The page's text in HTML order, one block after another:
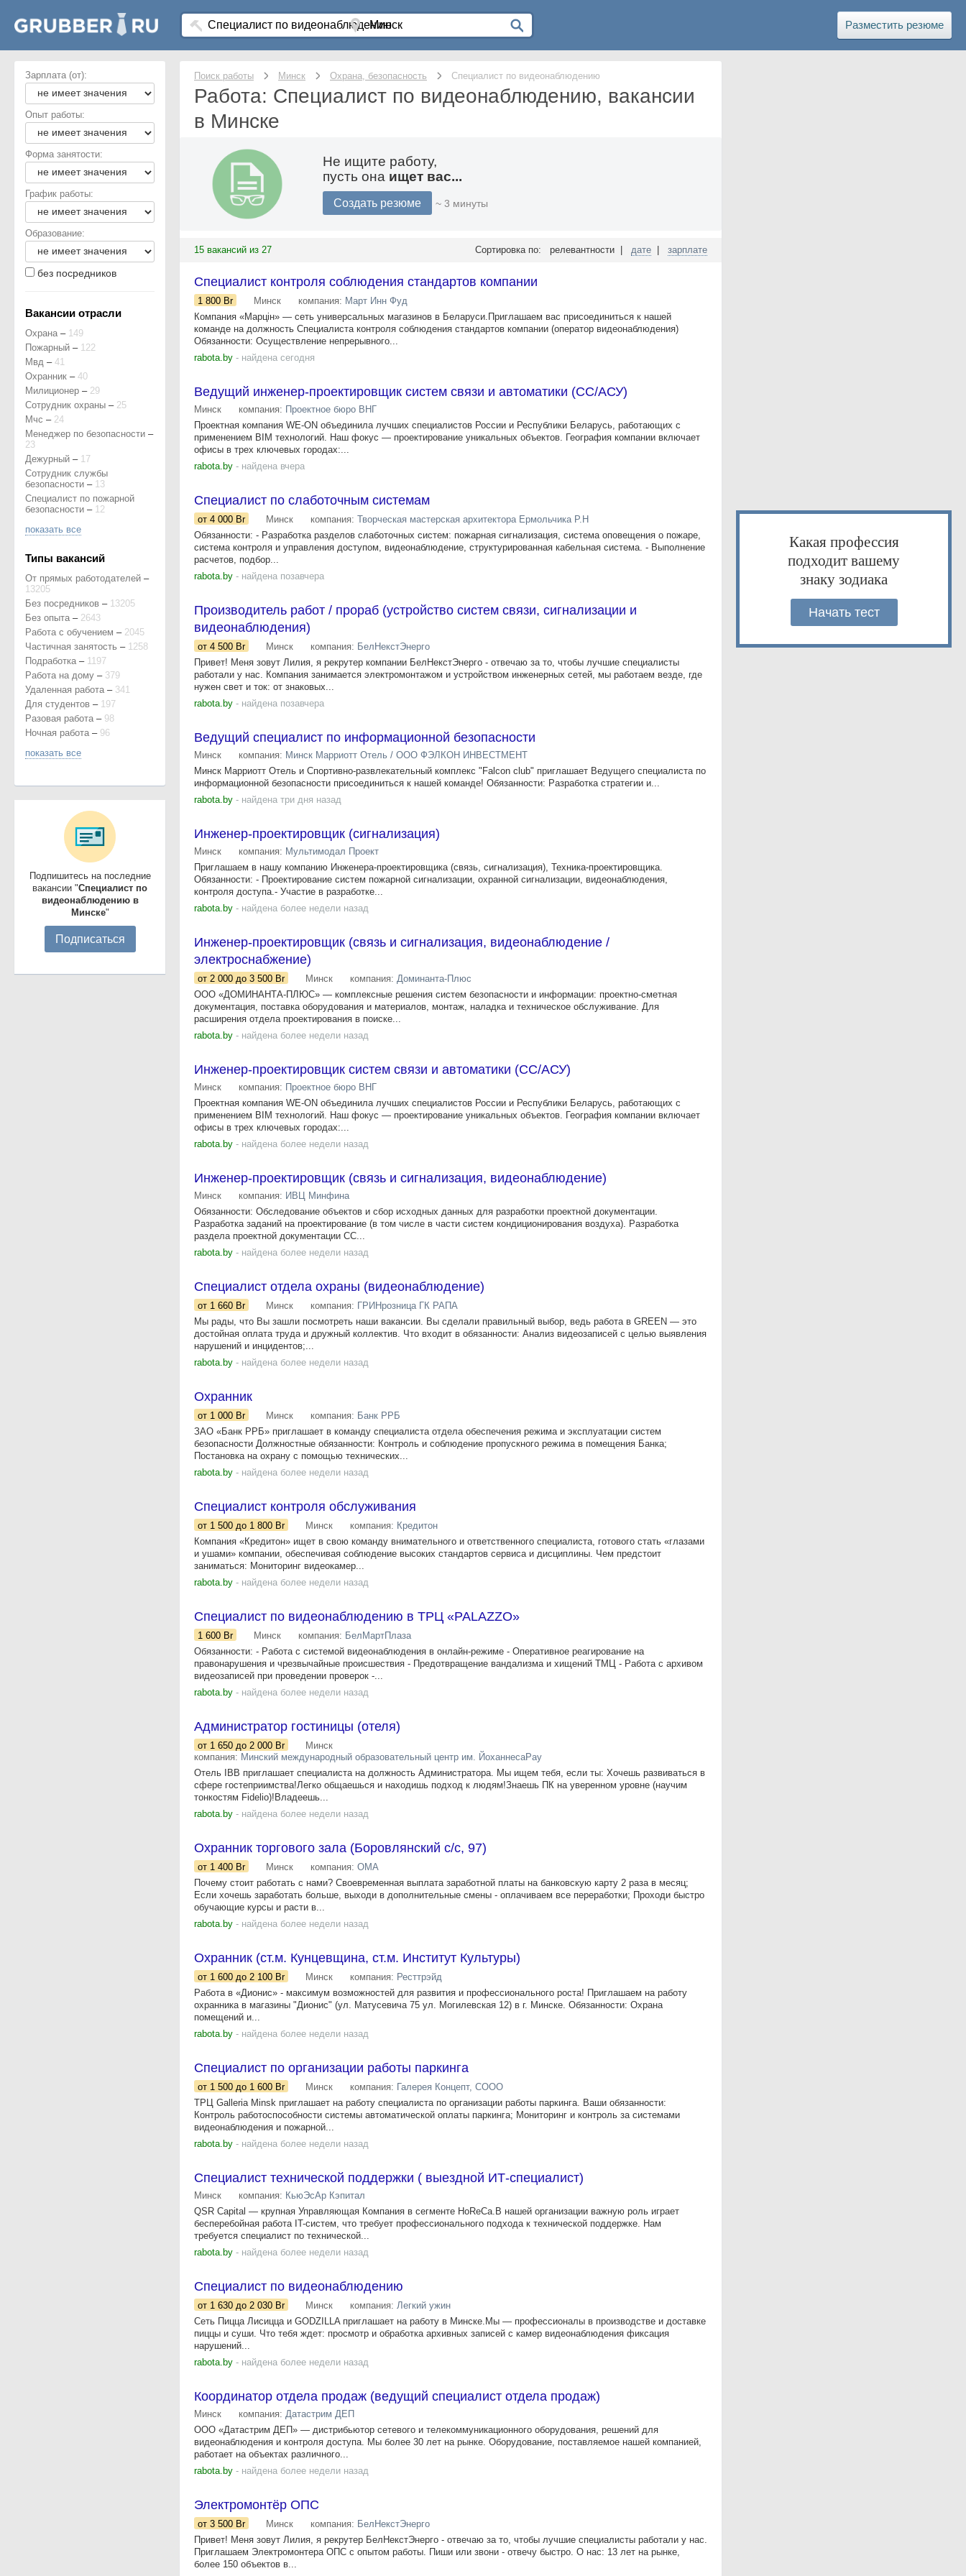
Разместить резюме
Поиск работы Минск Охрана, безопасность Специалист по видеонаблюдению
Работа: Специалист по видеонаблюдению, вакансии
в Минске
Не ищите работу,
пусть она ищет вас...
Создать резюме ~ 3 минуты
15 вакансий из 27 Сортировка по: релевантности | дате зарплате
Специалист контроля соблюдения стандартов компании
1 800 Br Минск компания: Март Инн Фуд
Компания «Марцін» — сеть универсальных магазинов в Беларуси.Приглашаем вас присоединиться к нашей
команде на должность Специалиста контроля соблюдения стандартов компании (оператор видеонаблюдения)
Обязанности: Осуществление непрерывного...
rabota.by - найдена сегодня
Ведущий инженер-проектировщик систем связи и автоматики (СС/АСУ)
Минск компания: Проектное бюро ВНГ
Проектная компания WE-ON объединила лучших специалистов России и Республики Беларусь, работающих с
применением BIM технологий. Наш фокус — проектирование уникальных объектов. География компании включает
офисы в трех ключевых городах:...
rabota.by - найдена вчера
Специалист по слаботочным системам
от 4 000 Br Минск компания: Творческая мастерская архитектора Ермольчика Р.Н
Обязанности: - Разработка разделов слаботочных систем: пожарная сигнализация, система оповещения о пожаре,
система контроля и управления доступом, видеонаблюдение, структурированная кабельная система. - Выполнение
расчетов, подбор...
rabota.by - найдена позавчера
Производитель работ / прораб (устройство систем связи, сигнализации и
видеонаблюдения)
от 4 500 Br Минск компания: БелНекстЭнерго
Привет! Меня зовут Лилия, я рекрутер компании БелНекстЭнерго - отвечаю за то, чтобы лучшие специалисты
работали у нас. Компания занимается электромонтажом и устройством инженерных сетей, мы работаем везде, где
нужен свет и ток: от знаковых...
rabota.by - найдена позавчера
Ведущий специалист по информационной безопасности
Минск компания: Минск Марриотт Отель / ООО ФЭЛКОН ИНВЕСТМЕНТ
Минск Марриотт Отель и Спортивно-развлекательный комплекс "Falcon club" приглашает Ведущего специалиста по
информационной безопасности присоединиться к нашей команде! Обязанности: Разработка стратегии и...
rabota.by - найдена три дня назад
Инженер-проектировщик (сигнализация)
Минск компания: Мультимодал Проект
Приглашаем в нашу компанию Инженера-проектировщика (связь, сигнализация), Техника-проектировщика.
Обязанности: - Проектирование систем пожарной сигнализации, охранной сигнализации, видеонаблюдения,
контроля доступа.- Участие в разработке...
rabota.by - найдена более недели назад
Инженер-проектировщик (связь и сигнализация, видеонаблюдение /
электроснабжение)
от 2 000 до 3 500 Br Минск компания: Доминанта-Плюс
ООО «ДОМИНАНТА-ПЛЮС» — комплексные решения систем безопасности и информации: проектно-сметная
документация, поставка оборудования и материалов, монтаж, наладка и техническое обслуживание. Для
расширения отдела проектирования в поиске...
rabota.by - найдена более недели назад
Инженер-проектировщик систем связи и автоматики (СС/АСУ)
Минск компания: Проектное бюро ВНГ
Проектная компания WE-ON объединила лучших специалистов России и Республики Беларусь, работающих с
применением BIM технологий. Наш фокус — проектирование уникальных объектов. География компании включает
офисы в трех ключевых городах:...
rabota.by - найдена более недели назад
Инженер-проектировщик (связь и сигнализация, видеонаблюдение)
Минск компания: ИВЦ Минфина
Обязанности: Обследование объектов и сбор исходных данных для разработки проектной документации.
Разработка заданий на проектирование (в том числе в части систем кондиционирования воздуха). Разработка
раздела проектной документации СС...
rabota.by - найдена более недели назад
Специалист отдела охраны (видеонаблюдение)
от 1 660 Br Минск компания: ГРИНрозница ГК РАПА
Мы рады, что Вы зашли посмотреть наши вакансии. Вы сделали правильный выбор, ведь работа в GREEN — это
достойная оплата труда и дружный коллектив. Что входит в обязанности: Анализ видеозаписей с целью выявления
нарушений и инцидентов;...
rabota.by - найдена более недели назад
Охранник
от 1 000 Br Минск компания: Банк РРБ
ЗАО «Банк РРБ» приглашает в команду специалиста отдела обеспечения режима и эксплуатации систем
безопасности Должностные обязанности: Контроль и соблюдение пропускного режима в помещения Банка;
Постановка на охрану с помощью технических...
rabota.by - найдена более недели назад
Специалист контроля обслуживания
от 1 500 до 1 800 Br Минск компания: Кредитон
Компания «Кредитон» ищет в свою команду внимательного и ответственного специалиста, готового стать «глазами
и ушами» компании, обеспечивая соблюдение высоких стандартов сервиса и дисциплины. Чем предстоит
заниматься: Мониторинг видеокамер...
rabota.by - найдена более недели назад
Специалист по видеонаблюдению в ТРЦ «PALAZZO»
1 600 Br Минск компания: БелМартПлаза
Обязанности: - Работа с системой видеонаблюдения в онлайн-режиме - Оперативное реагирование на
правонарушения и чрезвычайные происшествия - Предотвращение вандализма и хищений ТМЦ - Работа с архивом
видеозаписей при проведении проверок -...
rabota.by - найдена более недели назад
Администратор гостиницы (отеля)
от 1 650 до 2 000 Br
Минск
компания: Минский международный образовательный центр им. ЙоханнесаРау
Отель IBB приглашает специалиста на должность Администратора. Мы ищем тебя, если ты: Хочешь развиваться в
сфере гостеприимства!Легко общаешься и находишь подход к людям!Знаешь ПК на уверенном уровне (научим
тонкостям Fidelio)!Владеешь...
rabota.by - найдена более недели назад
Охранник торгового зала (Боровлянский с/с, 97)
от 1 400 Br Минск компания: ОМА
Почему стоит работать с нами? Своевременная выплата заработной платы на банковскую карту 2 раза в месяц;
Если хочешь заработать больше, выходи в дополнительные смены - оплачиваем все переработки; Проходи быстро
обучающие курсы и расти в...
rabota.by - найдена более недели назад
Охранник (ст.м. Кунцевщина, ст.м. Институт Культуры)
от 1 600 до 2 100 Br Минск компания: Ресттрэйд
Работа в «Дионис» - максимум возможностей для развития и профессионального роста! Приглашаем на работу
охранника в магазины "Дионис" (ул. Матусевича 75 ул. Могилевская 12) в г. Минске. Обязанности: Охрана
помещений и...
rabota.by - найдена более недели назад
Специалист по организации работы паркинга
от 1 500 до 1 600 Br Минск компания: Галерея Концепт, СООО
ТРЦ Galleria Minsk приглашает на работу специалиста по организации работы паркинга. Ваши обязанности:
Контроль работоспособности системы автоматической оплаты паркинга; Мониторинг и контроль за системами
видеонаблюдения и пожарной...
rabota.by - найдена более недели назад
Специалист технической поддержки ( выездной ИТ-специалист)
Минск компания: КьюЭсАр Кэпитал
QSR Capital — крупная Управляющая Компания в сегменте HoReCa.В нашей организации важную роль играет
бесперебойная работа IT-систем, что требует профессионального подхода к технической поддержке. Нам
требуется специалист по технической...
rabota.by - найдена более недели назад
Специалист по видеонаблюдению
от 1 630 до 2 030 Br Минск компания: Легкий ужин
Сеть Пицца Лисицца и GODZILLA приглашает на работу в Минске.Мы — профессионалы в производстве и доставке
пиццы и суши. Что тебя ждет: просмотр и обработка архивных записей с камер видеонаблюдения фиксация
нарушений...
rabota.by - найдена более недели назад
Координатор отдела продаж (ведущий специалист отдела продаж)
Минск компания: Датастрим ДЕП
ООО «Датастрим ДЕП» — дистрибьютор сетевого и телекоммуникационного оборудования, решений для
видеонаблюдения и контроля доступа. Мы более 30 лет на рынке. Оборудование, поставляемое нашей компанией,
работает на объектах различного...
rabota.by - найдена более недели назад
Электромонтёр ОПС
от 3 500 Br Минск компания: БелНекстЭнерго
Привет! Меня зовут Лилия, я рекрутер БелНекстЭнерго - отвечаю за то, чтобы лучшие специалисты работали у нас.
Приглашаем Электромонтера ОПС с опытом работы. Пиши или звони - отвечу быстро. О нас: 13 лет на рынке,
более 150 объектов в...
Зарплата (от):
Опыт работы:
Форма занятости:
График работы:
Образование:
без посредников
Вакансии отрасли
Охрана – 149
Пожарный – 122
Мвд – 41
Охранник – 40
Милиционер – 29
Сотрудник охраны – 25
Мчс – 24
Менеджер по безопасности –
23
Дежурный – 17
Сотрудник службы
безопасности – 13
Специалист по пожарной
безопасности – 12
показать все
Типы вакансий
От прямых работодателей –
13205
Без посредников – 13205
Без опыта – 2643
Работа с обучением – 2045
Частичная занятость – 1258
Подработка – 1197
Работа на дому – 379
Удаленная работа – 341
Для студентов – 197
Разовая работа – 98
Ночная работа – 96
показать все
Подпишитесь на последние
вакансии "Специалист по
видеонаблюдению в
Минске"
Подписаться
Какая профессия
подходит вашему
знаку зодиака
Начать тест